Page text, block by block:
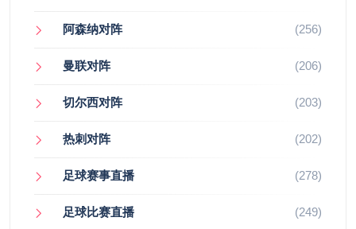
阿森纳对阵 (256)
曼联对阵 (206)
切尔西对阵 (203)
热刺对阵 (202)
足球赛事直播 (278)
足球比赛直播 (249)